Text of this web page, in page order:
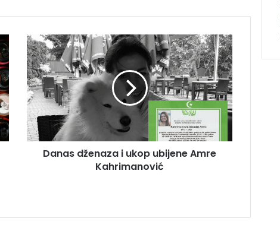
Danas
dženaza
i
ukop
ubijene
Amre
Kahrimanović
Danas dženaza i ukop ubijene Amre
Kahrimanović